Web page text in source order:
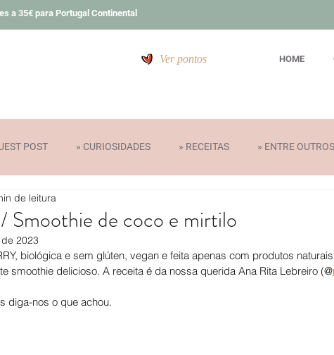
a 35€ para Portugal Continental
Ver pontos HOME
POST » CURIOSIDADES » RECEITAS » ENTRE OUTROS
» PRÉMIOS
Smoothie de coco e mirtilo
de leitura
2023
biológica e sem glúten, vegan e feita apenas com produtos
smoothie delicioso. A receita é da nossa querida Ana Rita Lebreiro (@
diga-nos o que achou.